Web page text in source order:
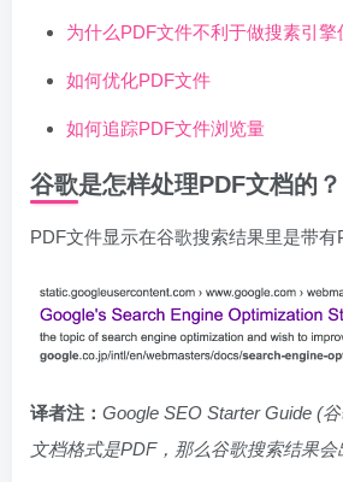
为什么PDF文件不利于做搜素引擎
如何优化PDF文件
如何追踪PDF文件浏览量
谷歌是怎样处理PDF文档的？
PDF文件显示在谷歌搜索结果里是带有
译者注： Google SEO Starter Guide (
文档格式是PDF，那么谷歌搜索结果会